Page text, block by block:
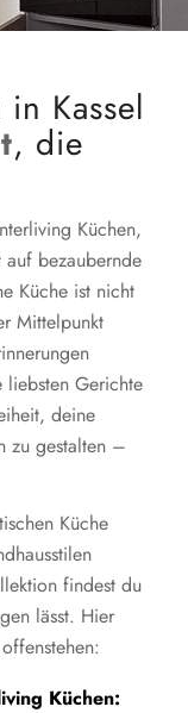
in Kassel
, die
Küchen,
bezaubernde
Küche ist nicht
Mittelpunkt
Gerichte
deine
zu gestalten –
Küche
findest du
lässt. Hier
Küchen: